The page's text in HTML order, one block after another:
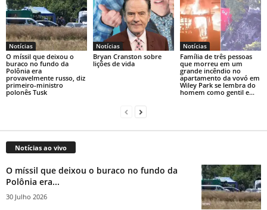
Notícias
O míssil que deixou o
buraco no fundo da
Polônia era
provavelmente russo, diz
primeiro-ministro
polonês Tusk
Notícias
Bryan Cranston sobre
lições de vida
Notícias
Família de três pessoas
que morreu em um
grande incêndio no
apartamento da vovó em
Wiley Park se lembra do
homem como gentil e...
Notícias ao vivo
O míssil que deixou o buraco no fundo da
Polônia era...
30 Julho 2026